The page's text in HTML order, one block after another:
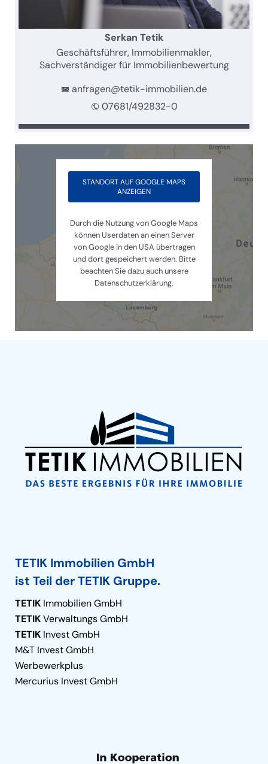
Serkan Tetik
Geschäftsführer, Immobilienmakler,
Sachverständiger für Immobilienbewertung
anfragen@tetik-immobilien.de
07681/492832-0
STANDORT AUF GOOGLE MAPS
ANZEIGEN
Durch die Nutzung von Google Maps
können Userdaten an einen Server
von Google in den USA übertragen
und dort gespeichert werden. Bitte
beachten Sie dazu auch unsere
Datenschutzerklärung.
TETIK Immobilien GmbH
ist Teil der TETIK Gruppe.
TETIK Immobilien GmbH
TETIKVerwaltungs GmbH
TETIK Invest GmbH
M&T Invest GmbH
Werbewerkplus
Mercurius Invest GmbH